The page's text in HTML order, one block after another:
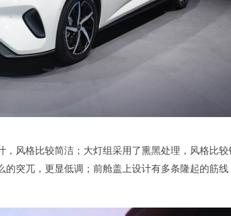
风格比较简洁；大灯组采用了熏黑处理，风格比
突兀，更显低调；前舱盖上设计有多条隆起的筋